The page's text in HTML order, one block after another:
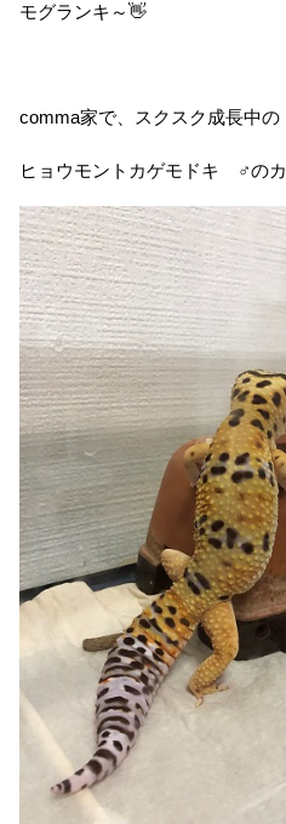
モグランキ～👋
comma家で、スクスク成長中の
ヒョウモントカゲモドキ ♂のカ